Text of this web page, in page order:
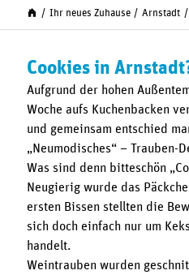
Ihr neues Zuhause Arnstadt
Cookies in
Aufgrund der hohen
Woche aufs Kuchenbacken
und gemeinsam entschied
„Neumodisches“ – Trauben-
Was sind denn bitteschön
Neugierig wurde das
ersten Bissen stellten die
sich doch einfach nur um
handelt.
Weintrauben wurden